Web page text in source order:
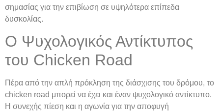
σημασίας για την επιβίωση σε υψηλότερα επίπεδα
δυσκολίας.
Ο Ψυχολογικός Αντίκτυπος
του Chicken Road
Πέρα από την απλή πρόκληση της διάσχισης του δρόμου, το
chicken road μπορεί να έχει και έναν ψυχολογικό αντίκτυπο.
Η συνεχής πίεση και η αγωνία για την αποφυγή